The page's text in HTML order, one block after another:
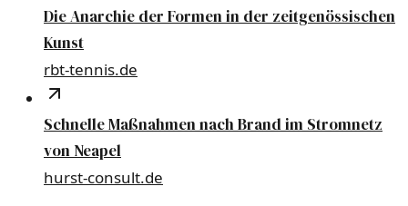
Die Anarchie der Formen in der zeitgenössischen
Kunst
rbt-tennis.de
Schnelle Maßnahmen nach Brand im Stromnetz
von Neapel
hurst-consult.de